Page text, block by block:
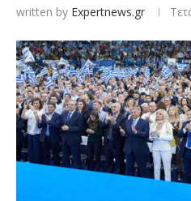
written by Expertnews.gr